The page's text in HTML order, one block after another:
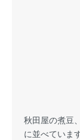
秋田屋の煮豆
に並べていま